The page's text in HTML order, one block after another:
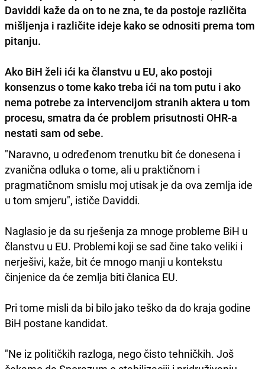
Daviddi kaže da on to ne zna, te da postoje različita
mišljenja i različite ideje kako se odnositi prema tom
pitanju.
Ako BiH želi ići ka članstvu u EU, ako postoji
konsenzus o tome kako treba ići na tom putu i ako
nema potrebe za intervencijom stranih aktera u tom
procesu, smatra da će problem prisutnosti OHR-a
nestati sam od sebe.
"Naravno, u određenom trenutku bit će donesena i
zvanična odluka o tome, ali u praktičnom i
pragmatičnom smislu moj utisak je da ova zemlja ide
u tom smjeru", ističe Daviddi.
Naglasio je da su rješenja za mnoge probleme BiH u
članstvu u EU. Problemi koji se sad čine tako veliki i
nerješivi, kaže, bit će mnogo manji u kontekstu
činjenice da će zemlja biti članica EU.
Pri tome misli da bi bilo jako teško da do kraja godine
BiH postane kandidat.
"Ne iz političkih razloga, nego čisto tehničkih. Još